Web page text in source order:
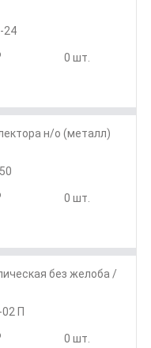
24
0 шт.
н/о (металл)
0 шт.
без желоба /
П
0 шт.